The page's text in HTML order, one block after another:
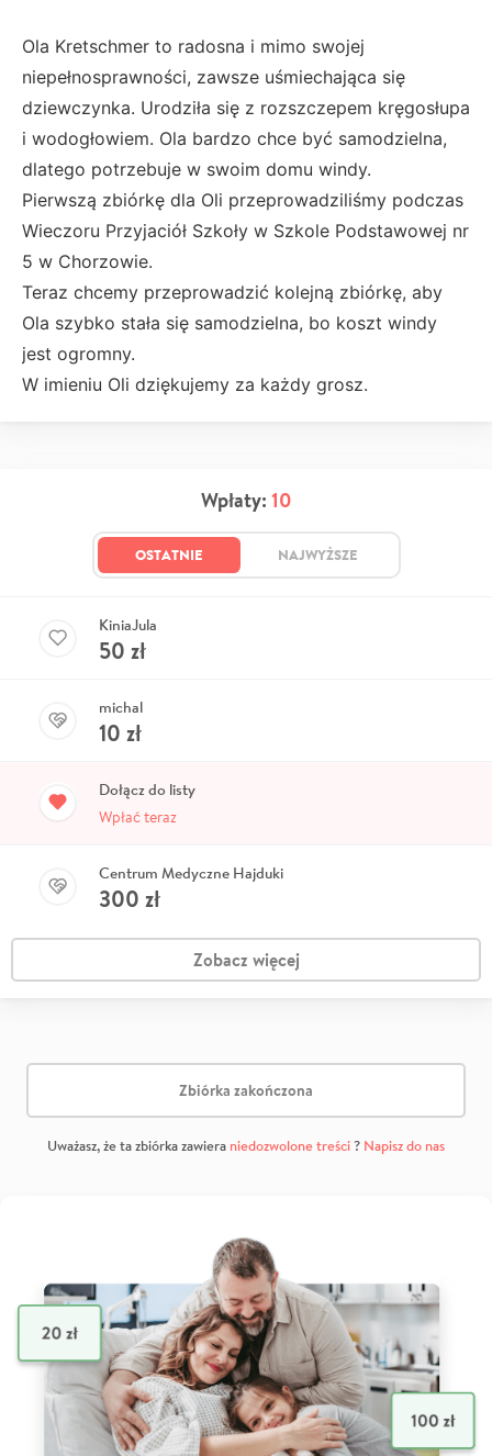
Ola Kretschmer to radosna i mimo swojej
niepełnosprawności, zawsze uśmiechająca się
dziewczynka. Urodziła się z rozszczepem kręgosłupa
i wodogłowiem. Ola bardzo chce być samodzielna,
dlatego potrzebuje w swoim domu windy.
Pierwszą zbiórkę dla Oli przeprowadziliśmy podczas
Wieczoru Przyjaciół Szkoły w Szkole Podstawowej nr
5 w Chorzowie.
Teraz chcemy przeprowadzić kolejną zbiórkę, aby
Ola szybko stała się samodzielna, bo koszt windy
jest ogromny.
W imieniu Oli dziękujemy za każdy grosz.
Wpłaty: 10
OSTATNIE NAJWYŻSZE
KiniaJula
50 zł
michal
10 zł
Dołącz do listy
Wpłać teraz
Centrum Medyczne Hajduki
300 zł
Zobacz więcej
Zbiórka zakończona
Uważasz, że ta zbiórka zawiera niedozwolone treści? Napisz do nas